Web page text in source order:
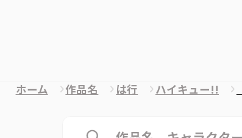
ホーム 作品名 は行 ハイキュー!!